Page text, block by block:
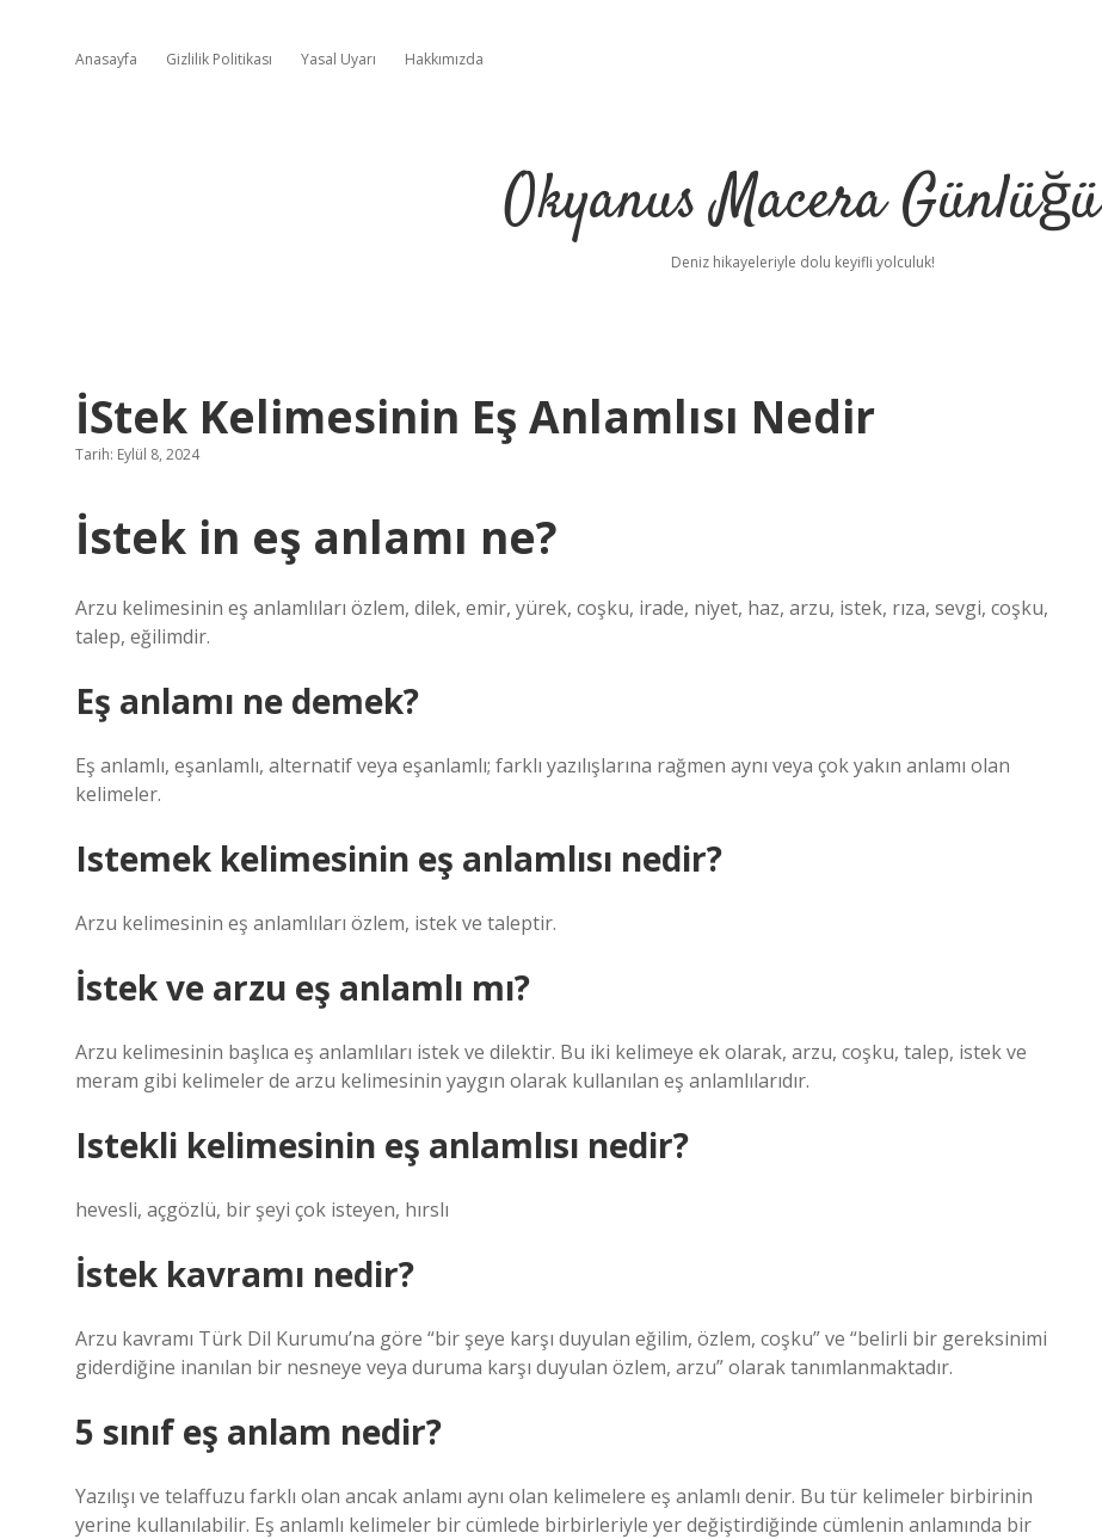
Anasayfa Gizlilik Politikası Yasal Uyarı Hakkımızda
Okyanus Macera Günlüğü
Deniz hikayeleriyle dolu keyifli yolculuk!
İStek Kelimesinin Eş Anlamlısı Nedir
Tarih: Eylül 8, 2024
İstek in eş anlamı ne?
Arzu kelimesinin eş anlamlıları özlem, dilek, emir, yürek, coşku, irade, niyet, haz, arzu, istek, rıza, sevgi, coşku,
talep, eğilimdir.
Eş anlamı ne demek?
Eş anlamlı, eşanlamlı, alternatif veya eşanlamlı; farklı yazılışlarına rağmen aynı veya çok yakın anlamı olan
kelimeler.
Istemek kelimesinin eş anlamlısı nedir?
Arzu kelimesinin eş anlamlıları özlem, istek ve taleptir.
İstek ve arzu eş anlamlı mı?
Arzu kelimesinin başlıca eş anlamlıları istek ve dilektir. Bu iki kelimeye ek olarak, arzu, coşku, talep, istek ve
meram gibi kelimeler de arzu kelimesinin yaygın olarak kullanılan eş anlamlılarıdır.
Istekli kelimesinin eş anlamlısı nedir?
hevesli, açgözlü, bir şeyi çok isteyen, hırslı
İstek kavramı nedir?
Arzu kavramı Türk Dil Kurumu’na göre “bir şeye karşı duyulan eğilim, özlem, coşku” ve “belirli bir gereksinimi
giderdiğine inanılan bir nesneye veya duruma karşı duyulan özlem, arzu” olarak tanımlanmaktadır.
5 sınıf eş anlam nedir?
Yazılışı ve telaffuzu farklı olan ancak anlamı aynı olan kelimelere eş anlamlı denir. Bu tür kelimeler birbirinin
yerine kullanılabilir. Eş anlamlı kelimeler bir cümlede birbirleriyle yer değiştirdiğinde cümlenin anlamında bir